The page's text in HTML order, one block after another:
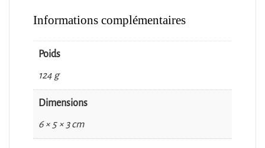
Informations complémentaires
Poids
124 g
Dimensions
6 × 5 × 3 cm